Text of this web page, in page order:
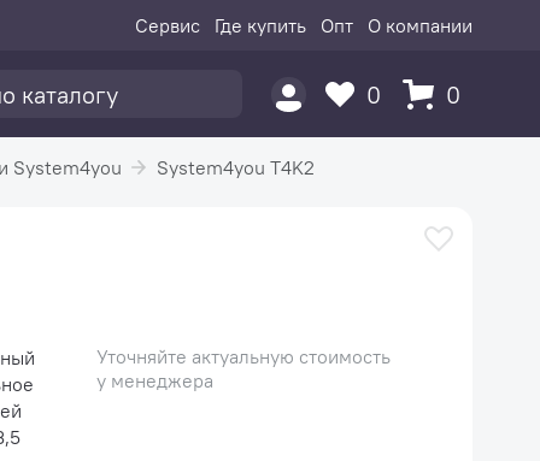
Сервис Где купить Опт О компании
0 0
System4you System4you T4K2
Уточняйте актуальную стоимость
у менеджера